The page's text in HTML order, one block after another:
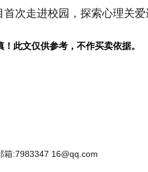
次走进校园，探索心理关爱
此文仅供参考，不作买卖依据。
:7983347 16@qq.com